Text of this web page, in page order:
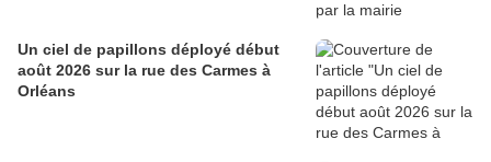
Un ciel de papillons déployé début
août 2026 sur la rue des Carmes à
Orléans